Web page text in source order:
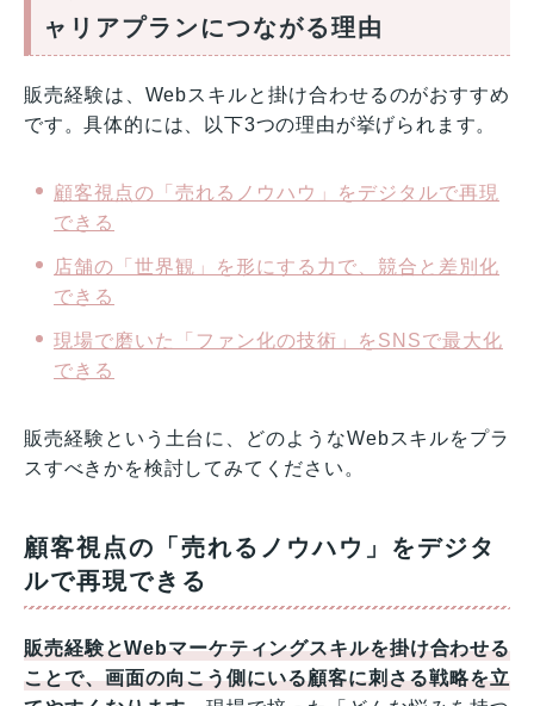
ャリアプランにつながる理由
販売経験は、Webスキルと掛け合わせるのがおすすめ
です。具体的には、以下3つの理由が挙げられます。
顧客視点の「売れるノウハウ」をデジタルで再現
できる
店舗の「世界観」を形にする力で、競合と差別化
できる
現場で磨いた「ファン化の技術」をSNSで最大化
できる
販売経験という土台に、どのようなWebスキルをプラ
スすべきかを検討してみてください。
顧客視点の「売れるノウハウ」をデジタ
ルで再現できる
販売経験とWebマーケティングスキルを掛け合わせる
ことで、画面の向こう側にいる顧客に刺さる戦略を立